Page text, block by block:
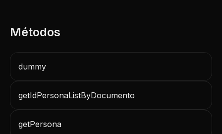
dummy
getIdPersonaListByDocumento
getPersona